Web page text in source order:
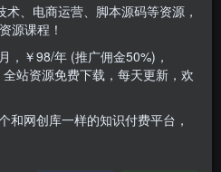
商
死回生.mp4
、电商运营、脚本源码等资源，
源课程！
，￥98/年 (推广佣金50%)，
站资源免费下载，每天更新，欢
和网创库一样的知识付费平台，